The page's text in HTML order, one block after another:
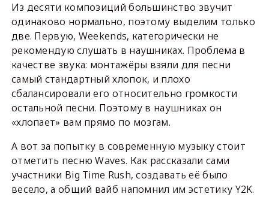
Из десяти композиций большинство звучит
одинаково нормально, поэтому выделим только
две. Первую, Weekends, категорически не
рекомендую слушать в наушниках. Проблема в
качестве звука: монтажёры взяли для песни
самый стандартный хлопок, и плохо
сбалансировали его относительно громкости
остальной песни. Поэтому в наушниках он
«хлопает» вам прямо по мозгам.
А вот за попытку в современную музыку стоит
отметить песню Waves. Как рассказали сами
участники Big Time Rush, создавать её было
весело, а общий вайб напомнил им эстетику Y2K.